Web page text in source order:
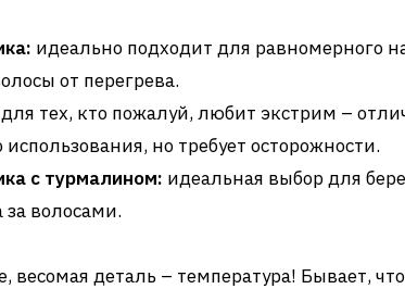
идеально подходит для равномерного
от перегрева.
для тех, кто пожалуй, любит экстрим –
использования, но требует осторожности.
с турмалином: идеальная выбор для
за волосами.
весомая деталь – температура! Бывает,